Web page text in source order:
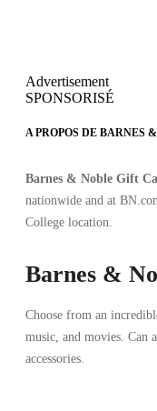
Advertisement
SPONSORISÉ
A PROPOS DE BARNES
Barnes & Noble Gift
nationwide and at
College location.
Barnes &
Choose from an
music, and movies. Can
accessories.